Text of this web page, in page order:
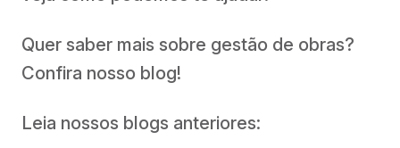
Quer saber mais sobre gestão de obras?
Confira nosso blog!
Leia nossos blogs anteriores: